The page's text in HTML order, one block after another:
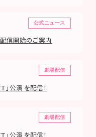
公式ニュース
信開始のご案内
劇場配信
」公演 を配信！
劇場配信
」公演 を配信！